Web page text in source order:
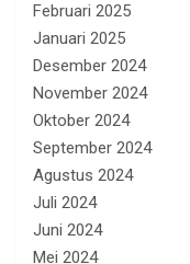
Februari 2025
Januari 2025
Desember 2024
November 2024
Oktober 2024
September 2024
Agustus 2024
Juli 2024
Juni 2024
Mei 2024